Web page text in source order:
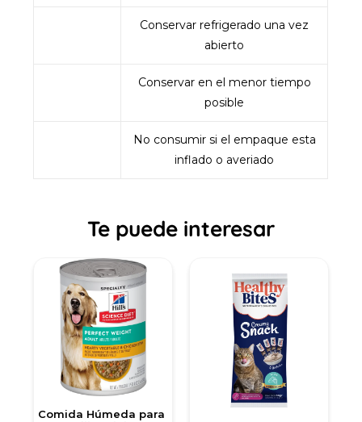
Conservar refrigerado una vez
abierto
‎Conservar en el menor tiempo
posible
‎No consumir si el empaque esta
inflado o averiado
Te puede interesar
Comida Húmeda para